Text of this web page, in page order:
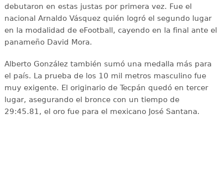
debutaron en estas justas por primera vez. Fue el
nacional Arnaldo Vásquez quién logró el segundo lugar
en la modalidad de eFootball, cayendo en la final ante el
panameño David Mora.
Alberto González también sumó una medalla más para
el país. La prueba de los 10 mil metros masculino fue
muy exigente. El originario de Tecpán quedó en tercer
lugar, asegurando el bronce con un tiempo de
29:45.81, el oro fue para el mexicano José Santana.